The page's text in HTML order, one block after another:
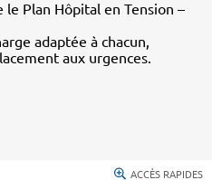
Plan Hôpital en Tension –
adaptée à chacun,
aux urgences.
ACCÈS RAPIDES